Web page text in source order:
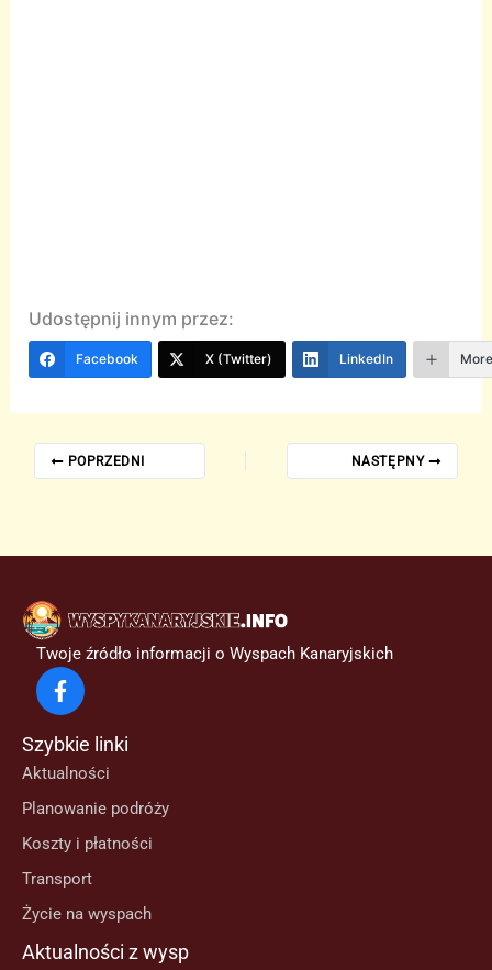
Udostępnij innym przez:
Facebook X (Twitter) LinkedIn
POPRZEDNI NASTĘPNY
Twoje źródło informacji o Wyspach Kanaryjskich
Szybkie linki
Aktualności
Planowanie podróży
Koszty i płatności
Transport
Życie na wyspach
Aktualności z wysp